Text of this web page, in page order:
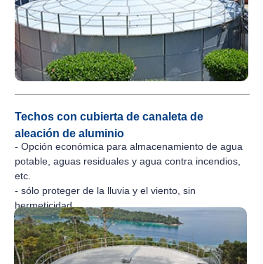
Techos con cubierta de canaleta de
aleación de aluminio
- Opción económica para almacenamiento de agua
potable, aguas residuales y agua contra incendios,
etc.
- sólo proteger de la lluvia y el viento, sin
hermeticidad